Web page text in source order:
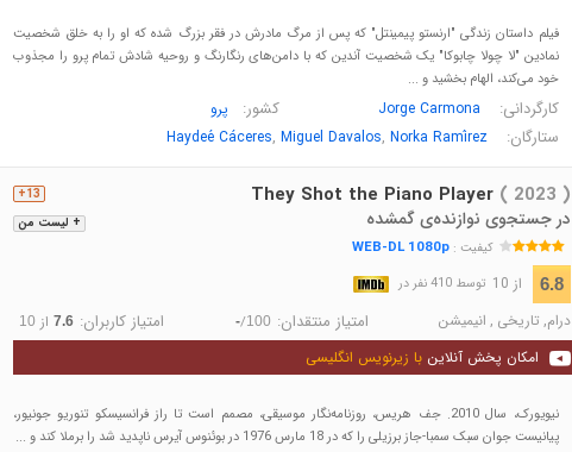
فیلم داستان زندگی "ارنستو پیمینتل" که پس از مرگ مادرش در فقر بزرگ شده که او را به خلق شخصیت
نمادین "لا چولا چابوکا" یک شخصیت آندین که با دامن‌های رنگارنگ و روحیه شادش تمام پرو را مجذوب
خود می‌کند، الهام بخشید و ...
کارگردانی: Jorge Carmona کشور: پرو
ستارگان: Haydeé Cáceres, Miguel Davalos, Norka Ramírez
+ لیست من
13+ They Shot the Piano Player( 2023 )
در جستجوی نوازنده‌ی گمشده
کیفیت :WEB-DL 1080p
6.8 از 10 توسط 410 نفر در
درام, تاریخی , انیمیشن امتیاز منتقدان: -/100 امتیاز کاربران: 7.6 از 10
امکان پخش آنلاین با زیرنویس انگلیسی
نیویورک، سال 2010. جف هریس، روزنامه‌نگار موسیقی، مصمم است تا راز فرانسیسکو تنوریو جونیور،
پیانیست جوان سبک سمبا-جاز برزیلی را که در 18 مارس 1976 در بوئنوس آیرس ناپدید شد را برملا کند و ...